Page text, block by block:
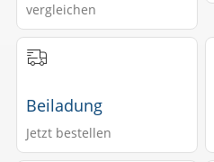
vergleichen
Beiladung
Jetzt bestellen